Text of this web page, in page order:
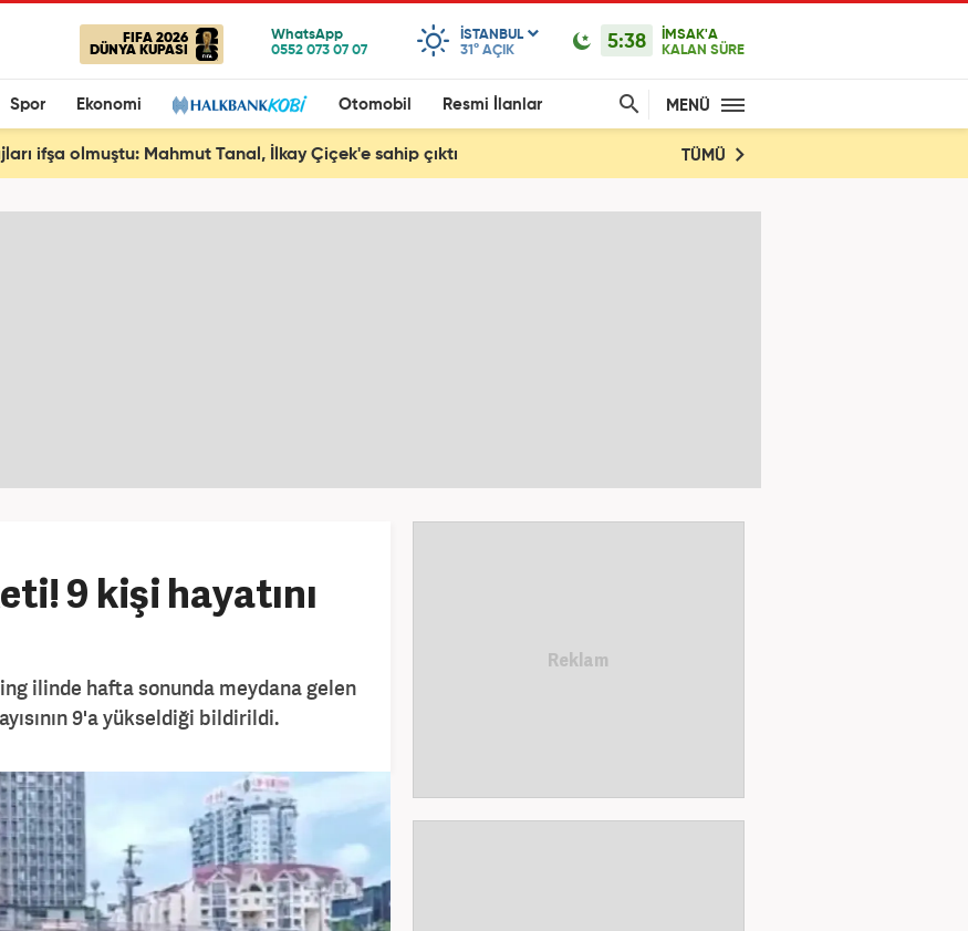
FIFA 2026
DÜNYA KUPASI
ISTANBUL
31° AÇIK 5:38
İMSAK'A
KALAN SÜRE
Spor Ekonomi Otomobil Resmi İlanlar MENÜ
ifşa olmuştu: Mahmut Tanal, İlkay Çiçek'e sahip çıktı TÜMÜ
9 kişi hayatını
ilinde hafta sonunda meydana gelen
9'a yükseldiği bildirildi.